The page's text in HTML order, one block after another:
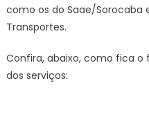
como os do Saae/Sorocaba
Transportes.
Confira, abaixo, como fica
dos serviços: